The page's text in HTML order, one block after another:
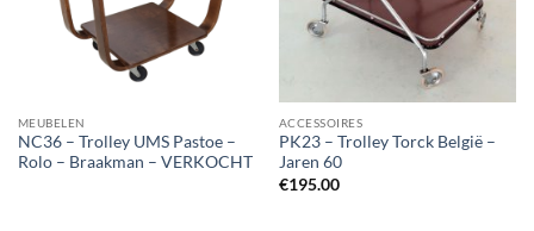
MEUBELEN
NC36 – Trolley UMS Pastoe –
Rolo – Braakman – VERKOCHT
ACCESSOIRES
PK23 – Trolley Torck België –
Jaren 60
€195.00